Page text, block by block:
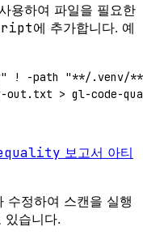
용하여 파일을 필요한
에 추가합니다. 예
-path "**/.venv/**")
보고서 아티
수정하여 스캔을 실행
있습니다.